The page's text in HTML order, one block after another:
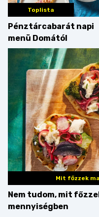
Toplista
Pénztárcabarát napi
menü Domától
Mit főzzek
Nem tudom, mit
mennyiségben